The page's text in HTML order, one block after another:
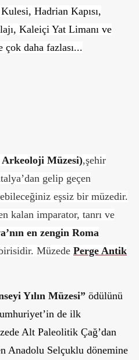
Hadrian Kapısı,
Kaleiçi Yat Limanı ve
çok daha fazlası...
Müzesi),şehir
gelip geçen
eşsiz bir müzedir.
kalan imparator, tanrı ve
en zengin Roma
Müzede Perge Antik
Yılın Müzesi” ödülünü
de ilk
Alt Paleolitik Çağ’dan
Anadolu Selçuklu dönemine